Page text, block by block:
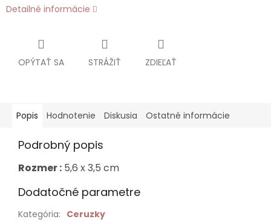
Detailné informácie
OPÝTAŤ SA STRÁŽIŤ ZDIEĽAŤ
Popis Hodnotenie Diskusia Ostatné informácie
Podrobný popis
Rozmer : 5,6 x 3,5 cm
Dodatočné parametre
Kategória: Ceruzky